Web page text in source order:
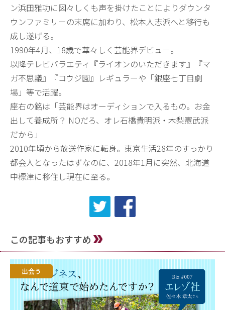
ン浜田雅功に図々しくも声を掛けたことによりダウンタ
ウンファミリーの末席に加わり、松本人志派へと移行も
成し遂げる。
1990年4月、18歳で華々しく芸能界デビュー。
以降テレビバラエティ『ライオンのいただきます』『マ
ガ不思議』『コウジ園』レギュラーや「銀座七丁目劇
場」等で活躍。
座右の銘は「芸能界はオーディションで入るもの。お金
出して養成所？ NOだろ、オレ石橋貴明派・木梨憲武派
だから」
2010年頃から放送作家に転身。東京生活28年のすっかり
都会人となったはずなのに、2018年1月に突然、北海道
中標津に移住し現在に至る。
この記事もおすすめ
出会う